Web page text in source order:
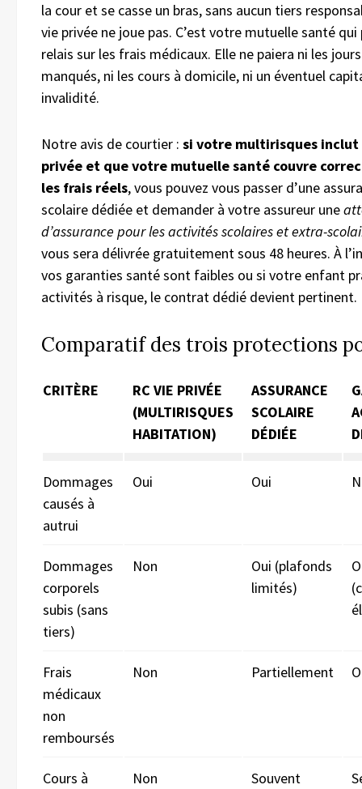
la cour et se casse un bras, sans aucun tiers
vie privée ne joue pas. C’est votre mutuelle santé qui
relais sur les frais médicaux. Elle ne paiera ni les
manqués, ni les cours à domicile, ni un éventuel
invalidité.
Notre avis de courtier : si votre multirisques inclut
privée et que votre mutuelle santé couvre
les frais réels, vous pouvez vous passer d’une
scolaire dédiée et demander à votre assureur une
d’assurance pour les activités scolaires et extra-
vous sera délivrée gratuitement sous 48 heures. À
vos garanties santé sont faibles ou si votre enfant
activités à risque, le contrat dédié devient pertinent.
Comparatif des trois protections
CRITÈRE
RC VIE PRIVÉE
(MULTIRISQUES
HABITATION)
ASSURANCE
SCOLAIRE
DÉDIÉE
Dommages
causés à
autrui
Oui Oui
Dommages
corporels
subis (sans
tiers)
Non
Oui (plafonds
limités)
Frais
médicaux
non
remboursés
Non Partiellement
Cours à
Non
Souvent